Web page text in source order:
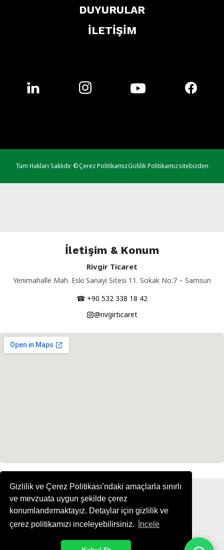
Gizlilik ve Çerez Politikası’ndaki amaçlarla sınırlı
ve mevzuata uygun şekilde çerez
konumlandırmaktayız. Detaylar için gizlilik ve
çerez politikamızı inceleyebilirsiniz.
İncele
DUYURULAR
İLETİŞİM
Tüm Hakları Saklıdır ©Çerez PolitikamızGizlilik Politikamızsitebizden
İletişim & Konum
Rivgir Ticaret
Yenimahalle Mah. Eski Sanayi Sitesi 11. Sokak No:7 – Samsun
☎ +90 532 338 18 42
@rivgirticaret